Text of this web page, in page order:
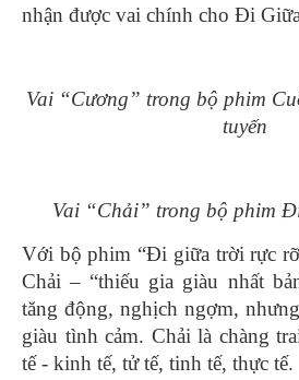
nhận được vai chính cho Đi
Vai “Cương” trong bộ phim
tuyến
Vai “Chải” trong bộ phim
Với bộ phim “Đi giữa trời rực
Chải – “thiếu gia giàu nhất
tăng động, nghịch ngợm,
giàu tình cảm. Chải là chàng
tế - kinh tế, tử tế, tinh tế, thực tế.